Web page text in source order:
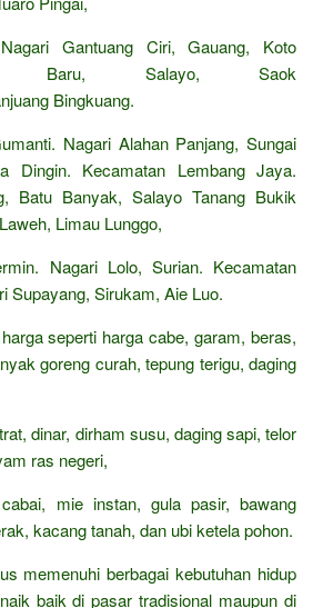
Gantuang Ciri, Gauang, Koto
Baru, Salayo, Saok
Bingkuang.
Nagari Alahan Panjang, Sungai
Dingin. Kecamatan Lembang Jaya.
Batu Banyak, Salayo Tanang Bukik
Limau Lunggo,
Nagari Lolo, Surian. Kecamatan
Supayang, Sirukam, Aie Luo.
seperti harga cabe, garam, beras,
goreng curah, tepung terigu, daging
dinar, dirham susu, daging sapi, telor
ras negeri,
mie instan, gula pasir, bawang
kacang tanah, dan ubi ketela pohon.
memenuhi berbagai kebutuhan hidup
baik di pasar tradisional maupun di